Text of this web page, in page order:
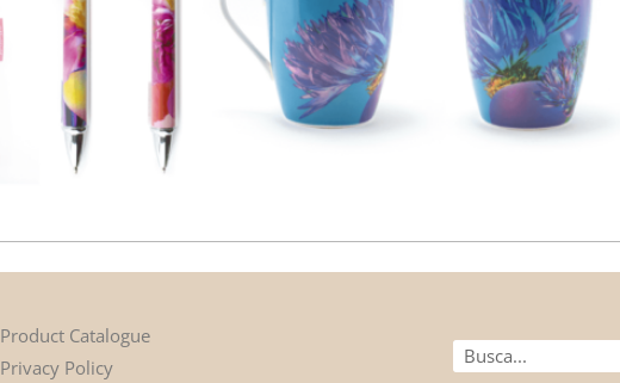
Product Catalogue
Privacy Policy
Buscar